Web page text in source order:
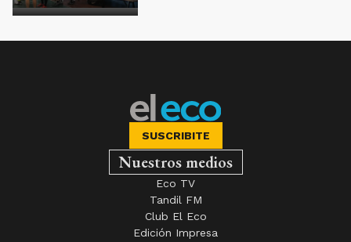
SUSCRIBITE
Nuestros medios
Eco TV
Tandil FM
Club El Eco
Edición Impresa